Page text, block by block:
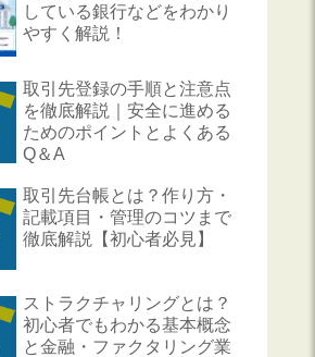
している銀行などをわかり
やすく解説！
取引先登録の手順と注意点
を徹底解説｜安全に進める
ためのポイントとよくある
Q＆A
取引先台帳とは？作り方・
記載項目・管理のコツまで
徹底解説【初心者必見】
ストラクチャリングとは？
初心者でもわかる基本概念
と金融・ファクタリング業